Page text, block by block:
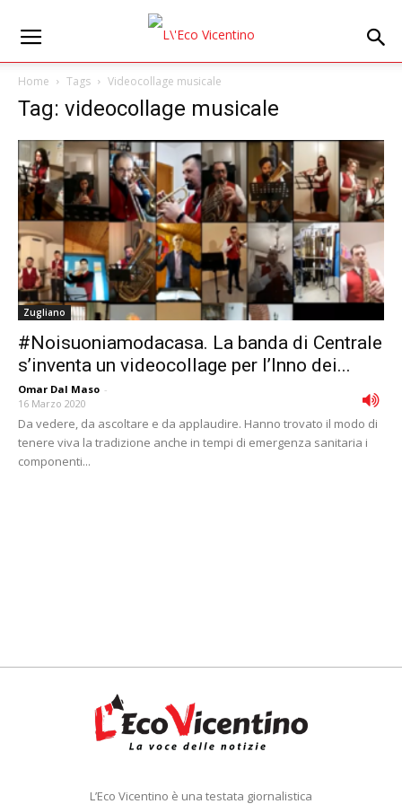
Home Tags Videocollage musicale
Tag: videocollage musicale
Zugliano
#Noisuoniamodacasa. La banda di Centrale
s’inventa un videocollage per l’Inno dei...
Omar Dal Maso -
16 Marzo 2020
Da vedere, da ascoltare e da applaudire. Hanno trovato il modo di
tenere viva la tradizione anche in tempi di emergenza sanitaria i
componenti...
L’Eco Vicentino è una testata giornalistica